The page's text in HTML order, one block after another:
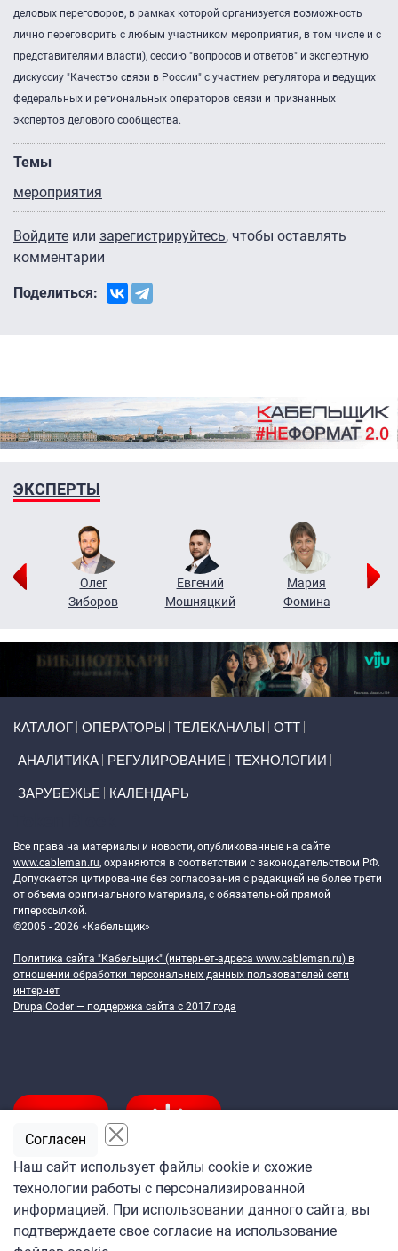
деловых переговоров, в рамках которой организуется возможность
лично переговорить с любым участником мероприятия, в том числе и с
представителями власти), сессию "вопросов и ответов" и экспертную
дискуссиу "Качество связи в России" с участием регулятора и ведущих
федеральных и региональных операторов связи и признанных
экспертов делового сообщества.
Темы
мероприятия
Войдите или зарегистрируйтесь, чтобы оставлять
комментарии
Поделиться:
ЭКСПЕРТЫ
Олег
Зиборов
Евгений
Мошняцкий
Мария
Фомина
КАТАЛОГ ОПЕРАТОРЫ ТЕЛЕКАНАЛЫ ОТТ
АНАЛИТИКА РЕГУЛИРОВАНИЕ ТЕХНОЛОГИИ
ЗАРУБЕЖЬЕ КАЛЕНДАРЬ
Все права на материалы и новости, опубликованные на сайте
www.cableman.ru, охраняются в соответствии с законодательством РФ.
Допускается цитирование без согласования с редакцией не более трети
от объема оригинального материала, с обязательной прямой
гиперссылкой.
©2005 - 2026 «Кабельщик»
Политика сайта "Кабельщик" (интернет-адреса www.cableman.ru) в
отношении обработки персональных данных пользователей сети
интернет
DrupalCoder — поддержка сайта c 2017 года
Подпишитесь
на ежедневную рассылку
«Кабельщика»
Наш сайт использует файлы cookie и схожие
технологии работы с персонализированной
информацией. При использовании данного сайта, вы
подтверждаете свое согласие на использование
Согласен